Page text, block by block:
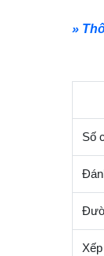
»
Số